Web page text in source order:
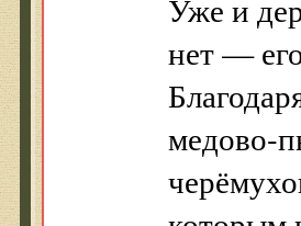
Уже и
нет —
медово-